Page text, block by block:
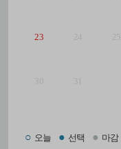
23 24 25
30 31
○ 오늘 ● 선택 ● 마감